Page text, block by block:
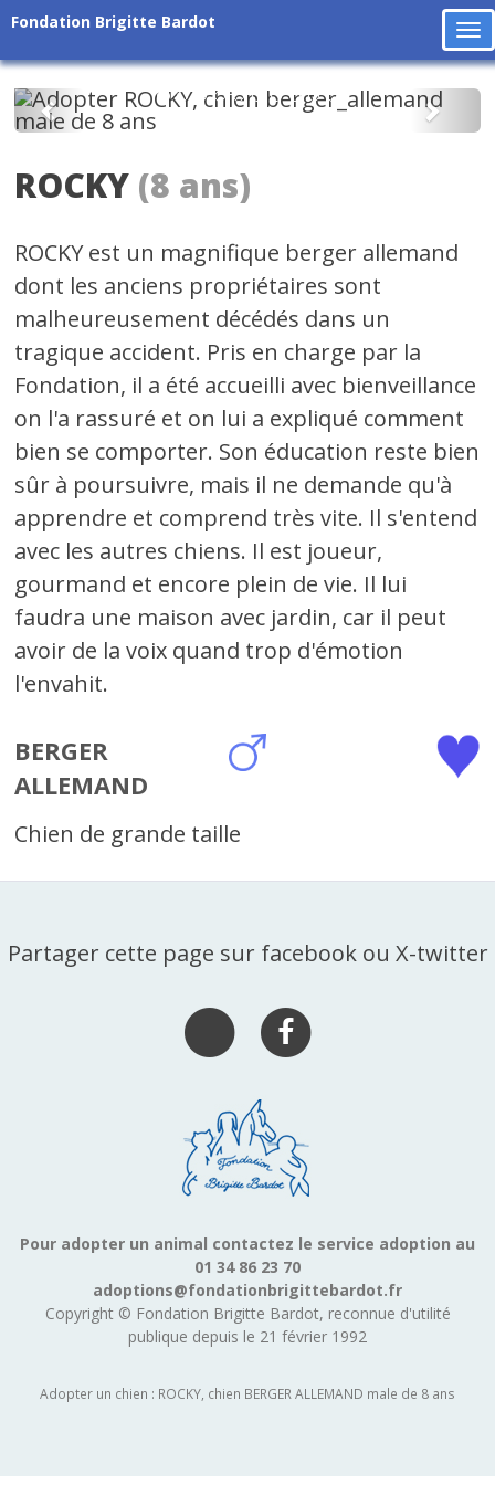
Fondation Brigitte Bardot
Précédent
ROCKY (8 ans)
ROCKY est un magnifique berger allemand
dont les anciens propriétaires sont
malheureusement décédés dans un
tragique accident. Pris en charge par la
Fondation, il a été accueilli avec bienveillance
on l'a rassuré et on lui a expliqué comment
bien se comporter. Son éducation reste bien
sûr à poursuivre, mais il ne demande qu'à
apprendre et comprend très vite. Il s'entend
avec les autres chiens. Il est joueur,
gourmand et encore plein de vie. Il lui
faudra une maison avec jardin, car il peut
avoir de la voix quand trop d'émotion
l'envahit.
BERGER
ALLEMAND
Chien de grande taille
Partager cette page sur facebook ou X-twitter
Pour adopter un animal contactez le service adoption au
01 34 86 23 70
adoptions@fondationbrigittebardot.fr
Copyright © Fondation Brigitte Bardot, reconnue d'utilité
publique depuis le 21 février 1992
Adopter un chien : ROCKY, chien BERGER ALLEMAND male de 8 ans